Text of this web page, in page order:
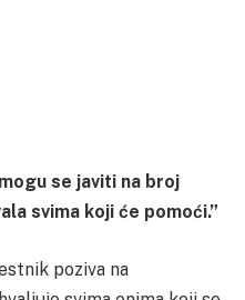
se javiti na broj
svima koji će pomoći.”
poziva na